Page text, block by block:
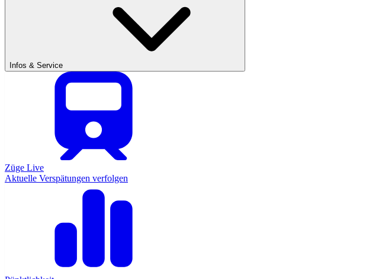
Infos & Service
Züge Live
Aktuelle Verspätungen verfolgen